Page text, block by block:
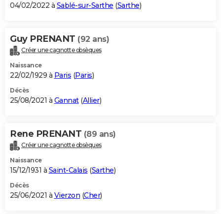
04/02/2022 à Sablé-sur-Sarthe (Sarthe)
Guy PRENANT (92 ans)
Créer une cagnotte obsèques
Naissance
22/02/1929 à Paris (Paris)
Décès
25/08/2021 à Gannat(Allier)
Rene PRENANT (89 ans)
Créer une cagnotte obsèques
Naissance
15/12/1931 à Saint-Calais (Sarthe)
Décès
25/06/2021 à Vierzon (Cher)